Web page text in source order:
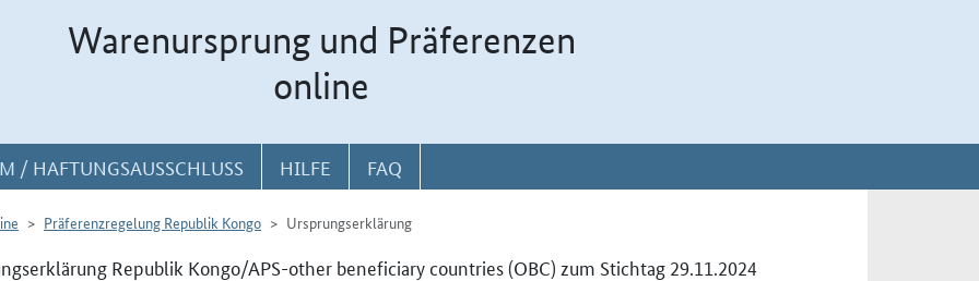
Warenursprung und Präferenzen
online
/ HAFTUNGSAUSSCHLUSS HILFE FAQ
Präferenzregelung Republik Kongo Ursprungserklärung
Republik Kongo/APS-other beneficiary countries (OBC) zum Stichtag 29.11.2024